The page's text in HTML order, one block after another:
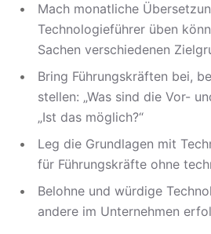
Mach monatliche
Technologieführer üben
Sachen verschiedenen
Bring Führungskräften bei,
stellen: „Was sind die Vor-
„Ist das möglich?“
Leg die Grundlagen mit
für Führungskräfte ohne
Belohne und würdige
andere im Unternehmen